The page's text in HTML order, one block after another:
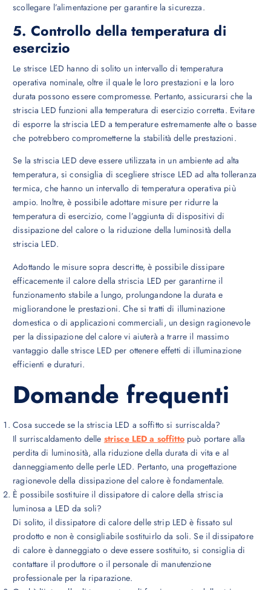
scollegare l’alimentazione per garantire la sicurezza.
5. Controllo della temperatura di
esercizio
Le strisce LED hanno di solito un intervallo di temperatura
operativa nominale, oltre il quale le loro prestazioni e la loro
durata possono essere compromesse. Pertanto, assicurarsi che la
striscia LED funzioni alla temperatura di esercizio corretta. Evitare
di esporre la striscia LED a temperature estremamente alte o basse
che potrebbero comprometterne la stabilità delle prestazioni.
Se la striscia LED deve essere utilizzata in un ambiente ad alta
temperatura, si consiglia di scegliere strisce LED ad alta tolleranza
termica, che hanno un intervallo di temperatura operativa più
ampio. Inoltre, è possibile adottare misure per ridurre la
temperatura di esercizio, come l’aggiunta di dispositivi di
dissipazione del calore o la riduzione della luminosità della
striscia LED.
Adottando le misure sopra descritte, è possibile dissipare
efficacemente il calore della striscia LED per garantirne il
funzionamento stabile a lungo, prolungandone la durata e
migliorandone le prestazioni. Che si tratti di illuminazione
domestica o di applicazioni commerciali, un design ragionevole
per la dissipazione del calore vi aiuterà a trarre il massimo
vantaggio dalle strisce LED per ottenere effetti di illuminazione
efficienti e duraturi.
Domande frequenti
Cosa succede se la striscia LED a soffitto si surriscalda?
Il surriscaldamento delle strisce LED a soffittopuò portare alla
perdita di luminosità, alla riduzione della durata di vita e al
danneggiamento delle perle LED. Pertanto, una progettazione
ragionevole della dissipazione del calore è fondamentale.
È possibile sostituire il dissipatore di calore della striscia
luminosa a LED da soli?
Di solito, il dissipatore di calore delle strip LED è fissato sul
prodotto e non è consigliabile sostituirlo da soli. Se il dissipatore
di calore è danneggiato o deve essere sostituito, si consiglia di
contattare il produttore o il personale di manutenzione
professionale per la riparazione.